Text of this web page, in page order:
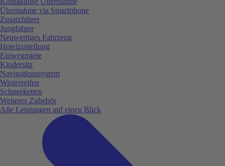
Übernahme via Smartphone
Zusatzfahrer
Jungfahrer
Neuwertiges Fahrzeug
Hotelzustellung
Einwegmiete
Kindersitz
Navigationssystem
Winterreifen
Schneeketten
Weiteres Zubehör
Alle Leistungen auf einen Blick